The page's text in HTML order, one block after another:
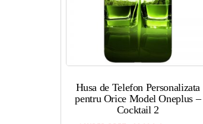
mare
Husa de Telefon Personalizata
pentru Orice Model Oneplus –
Cocktail 2